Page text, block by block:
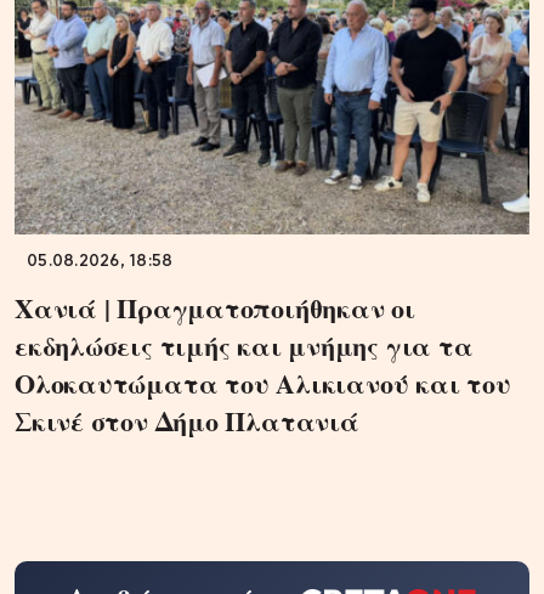
05.08.2026, 18:58
Χανιά | Πραγματοποιήθηκαν οι
εκδηλώσεις τιμής και μνήμης για τα
Ολοκαυτώματα του Αλικιανού και του
Σκινέ στον Δήμο Πλατανιά